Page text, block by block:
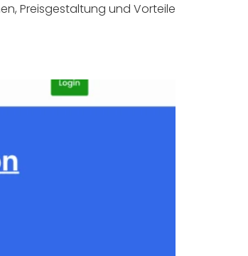
Preisgestaltung und Vorteile